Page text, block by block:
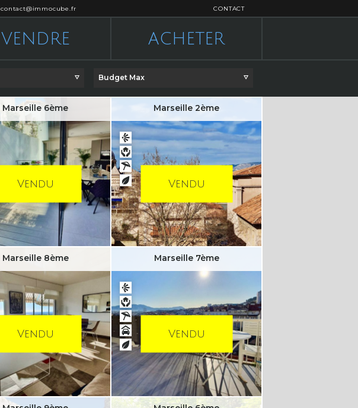
contact@immocube.fr CONTACT
VENDRE ACHETER
Budget Max
Vendu
Marseille 6ème
Vendu
Marseille 2ème
Vendu
Marseille 8ème
Vendu
Marseille 7ème